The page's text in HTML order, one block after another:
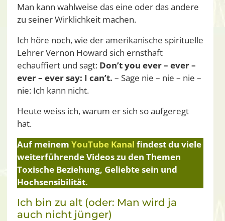
Man kann wahlweise das eine oder das andere
zu seiner Wirklichkeit machen.
Ich höre noch, wie der amerikanische spirituelle
Lehrer Vernon Howard sich ernsthaft
echauffiert und sagt: Don’t you ever – ever –
ever – ever say: I can’t.– Sage nie – nie – nie –
nie: Ich kann nicht.
Heute weiss ich, warum er sich so aufgeregt
hat.
Auf meinemYouTube Kanal findest du viele
weiterführende Videos zu den Themen
Toxische Beziehung, Geliebte sein und
Hochsensibilität.
Ich bin zu alt (oder: Man wird ja
auch nicht jünger)